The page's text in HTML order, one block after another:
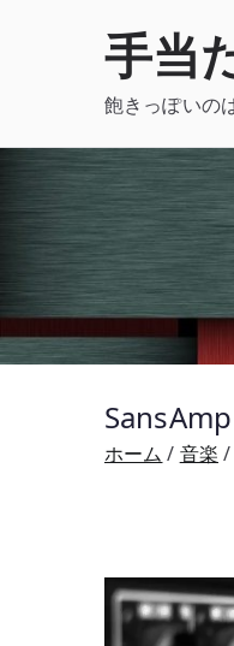
手当
飽きっぽいの
ホーム 音楽